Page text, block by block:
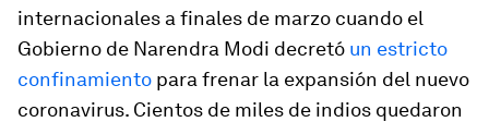
internacionales a finales de marzo cuando el
Gobierno de Narendra Modi decretó un estricto
confinamiento para frenar la expansión del nuevo
coronavirus. Cientos de miles de indios quedaron